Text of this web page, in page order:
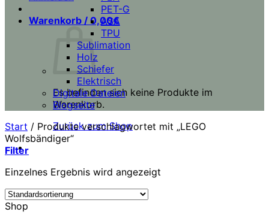
Warenkorb / 0,00€
Es befinden sich keine Produkte im
Warenkorb.
Zurück zum Shop
PET-G
ASA
TPU
Sublimation
Holz
Schiefer
Elektrisch
Digitale Dateien
Blogseite
Start / Produkte verschlagwortet mit „LEGO
Wolfsbändiger“
Filter
Einzelnes Ergebnis wird angezeigt
Shop